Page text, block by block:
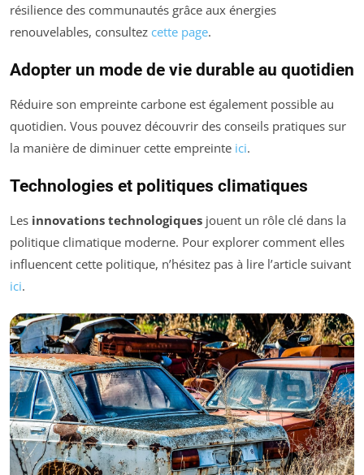
résilience des communautés grâce aux énergies
renouvelables, consultez cette page.
Adopter un mode de vie durable au quotidien
Réduire son empreinte carbone est également possible au
quotidien. Vous pouvez découvrir des conseils pratiques sur
la manière de diminuer cette empreinte ici.
Technologies et politiques climatiques
Les innovations technologiques jouent un rôle clé dans la
politique climatique moderne. Pour explorer comment elles
influencent cette politique, n’hésitez pas à lire l’article suivant
ici.